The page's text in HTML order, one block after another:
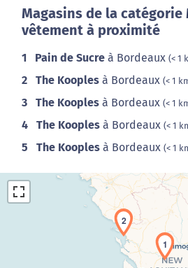
Magasins de la catégorie
vêtement à proximité
1 Pain de Sucre à Bordeaux (< 1
2 The Kooples à Bordeaux (< 1
3 The Kooples à Bordeaux (< 1
4 The Kooples à Bordeaux (< 1
5 The Kooples à Bordeaux (< 1
1
2